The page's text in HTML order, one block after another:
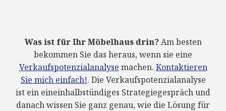
Was ist für Ihr Möbelhaus drin?Am besten
bekommen Sie das heraus, wenn sie eine
Verkaufspotenzialanalyse machen. Kontaktieren
Sie mich einfach!. Die Verkaufspotenzialanalyse
ist ein eineinhalbstündiges Strategiegespräch und
danach wissen Sie ganz genau, wie die Lösung für